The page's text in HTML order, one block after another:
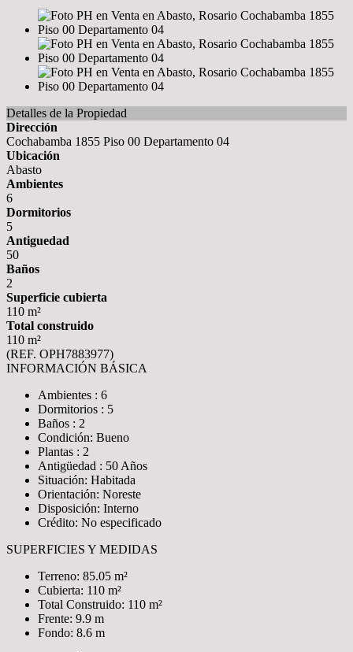
Detalles de la Propiedad
Dirección
Cochabamba 1855 Piso 00 Departamento 04
Ubicación
Abasto
Ambientes
6
Dormitorios
5
Antiguedad
50
Baños
2
Superficie cubierta
110 m²
Total construido
110 m²
(REF. OPH7883977)
INFORMACIÓN BÁSICA
Ambientes : 6
Dormitorios : 5
Baños : 2
Condición: Bueno
Plantas : 2
Antigüedad : 50 Años
Situación: Habitada
Orientación: Noreste
Disposición: Interno
Crédito: No especificado
SUPERFICIES Y MEDIDAS
Terreno: 85.05 m²
Cubierta: 110 m²
Total Construido: 110 m²
Frente: 9.9 m
Fondo: 8.6 m